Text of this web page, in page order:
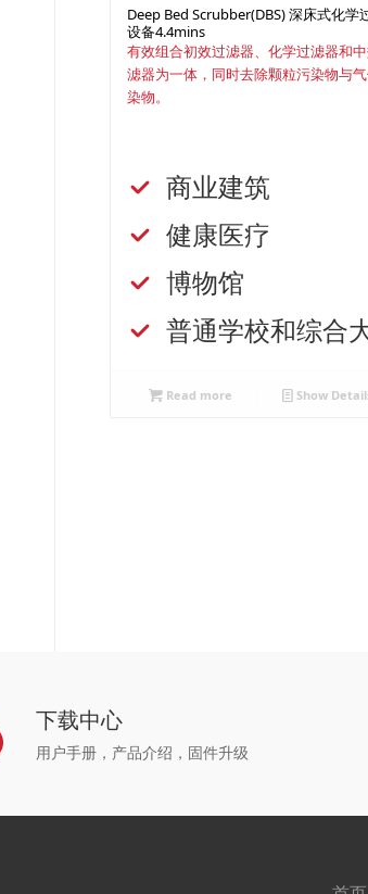
Deep Bed Scrubber(DBS) 深床式化学
设备4.4mins
有效组合初效过滤器、化学过滤器和
滤器为一体，同时去除颗粒污染物与
染物。
商业建筑
健康医疗
博物馆
普通学校和综合
Read more Show
下载中心
用户手册，产品介绍，固件升级